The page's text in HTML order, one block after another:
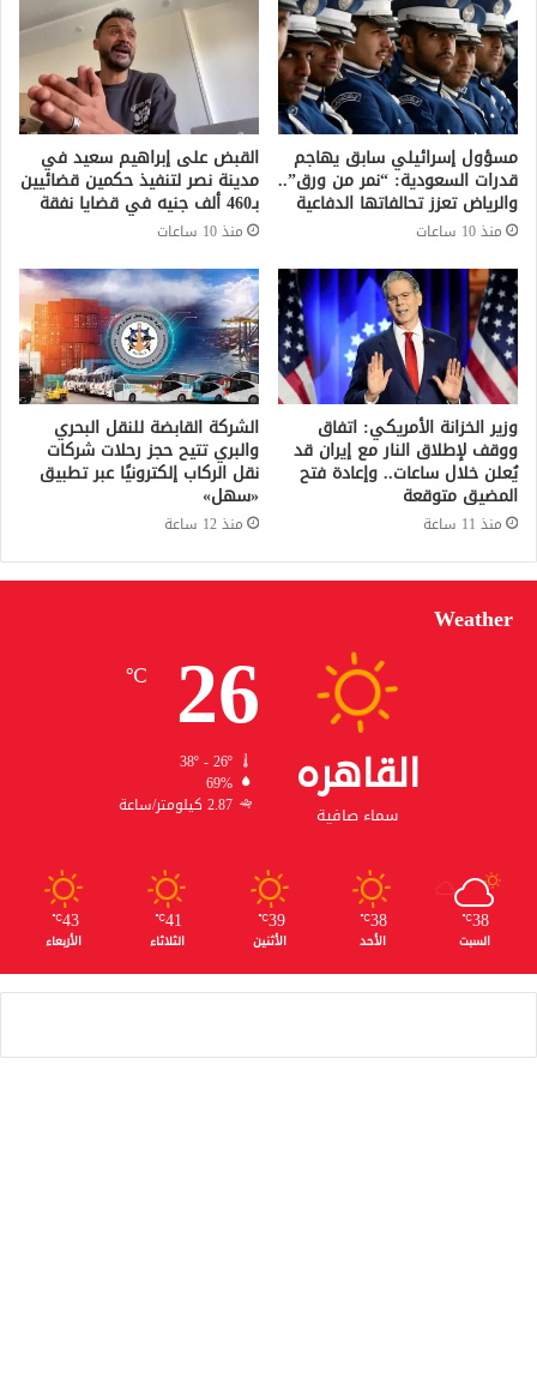
مسؤول إسرائيلي سابق يهاجم
قدرات السعودية: “نمر من ورق”..
والرياض تعزز تحالفاتها الدفاعية
منذ 10 ساعات
القبض على إبراهيم سعيد في
مدينة نصر لتنفيذ حكمين قضائيين
بـ460 ألف جنيه في قضايا نفقة
منذ 10 ساعات
وزير الخزانة الأمريكي: اتفاق
ووقف لإطلاق النار مع إيران قد
يُعلن خلال ساعات.. وإعادة فتح
المضيق متوقعة
منذ 11 ساعة
الشركة القابضة للنقل البحري
والبري تتيح حجز رحلات شركات
نقل الركاب إلكترونيًا عبر تطبيق
«سهل»
منذ 12 ساعة
Weather
القاهره
سماء صافية
26
℃
38º - 26º
69%
2.87 كيلومتر/ساعة
38
℃
السبت
38
℃
الأحد
39
℃
الأثنين
41
℃
الثلاثاء
43
℃
الأربعاء